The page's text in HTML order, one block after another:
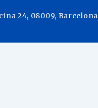
24, 08009, Barcelona